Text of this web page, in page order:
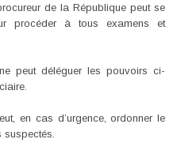
de la République peut se
procéder à tous examens et
peut déléguer les pouvoirs ci-
en cas d’urgence, ordonner le